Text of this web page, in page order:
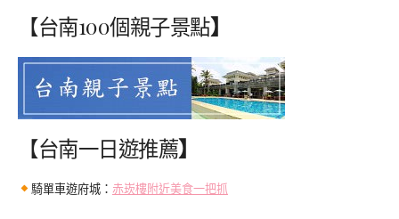
【台南100個親子景點】
【台南一日遊推薦】
騎單車遊府城： 赤崁樓附近美食一把抓